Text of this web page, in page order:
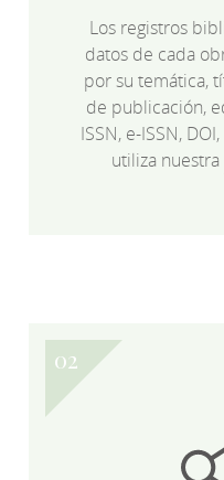
Los registros
datos de cada
por su temática,
de publicación,
ISSN, e-ISSN,
utiliza nuestra